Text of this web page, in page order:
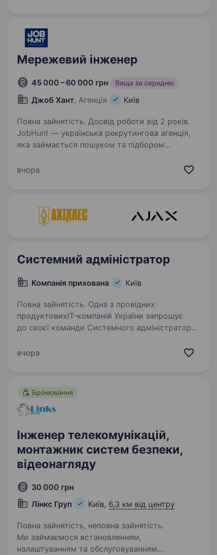
Мережевий інженер
45 000 – 60 000 грн Вища за середню
Джоб Хант, Агенція Київ
Повна зайнятість. Досвід роботи від 2 років.
JobHunt — українська рекрутингова агенція,
яка займається пошуком та підбором
інженера для компанії, яка вже доволі
вчора
Системний адміністратор
Компанія прихована Київ
Повна зайнятість. Одна з провідних
продуктовихIT-компаній України запрошує
до своєї команди Системного адміністратора!
підтримка Active Directory, Group Policy,
вчора
Бронювання
Інженер телекомунікацій,
монтажник систем безпеки,
відеонагляду
30 000 грн
Лінкс Груп
Київ, 6,3 км від центру
Повна зайнятість, неповна зайнятість.
Ми займаємося встановленням,
налаштуванням та обслуговуванням